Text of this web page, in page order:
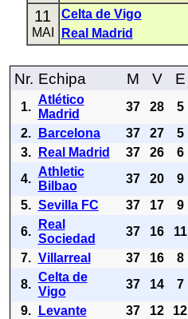
11
MAI
Celta de Vigo
Real Madrid
Nr. Echipa M V E
1.
Atlético
Madrid
37 28 5
2.
Barcelona 37 27 5
3.
Real Madrid 37 26 6
4.
Athletic
Bilbao
37 20 9
5. Sevilla FC 37 17 9
6.
Real
Sociedad
37 16 11
7. Villarreal 37 16 8
8.
Celta de
Vigo
37 14 7
9.
Levante 37 12 12